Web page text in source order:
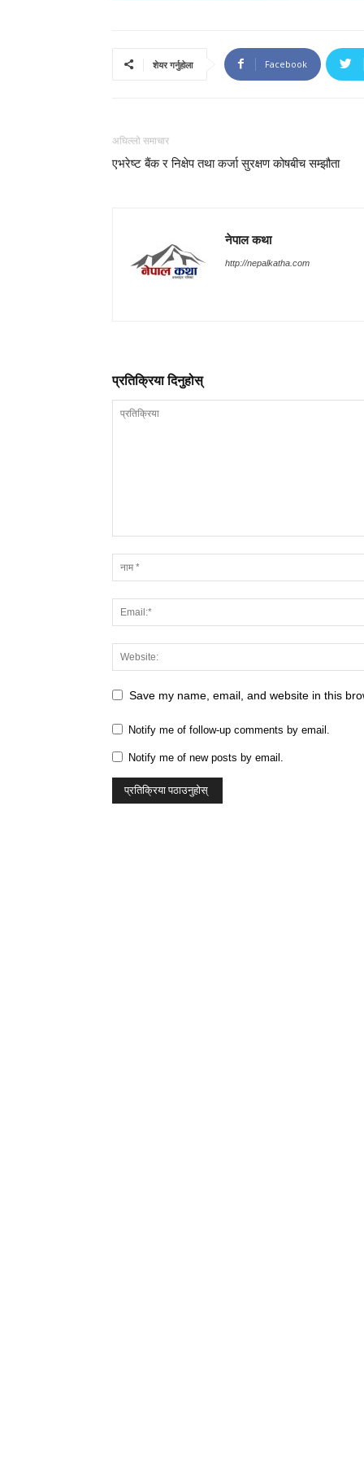
शेयर गर्नुहोला Facebook
अघिल्लो समाचार
एभरेष्ट बैंक र निक्षेप तथा कर्जा सुरक्षण कोषबीच सम्झौता
नेपाल कथा
http://nepalkatha.com
प्रतिक्रिया दिनुहोस्
Save my name, email, and website in this
Notify me of follow-up comments by email.
Notify me of new posts by email.